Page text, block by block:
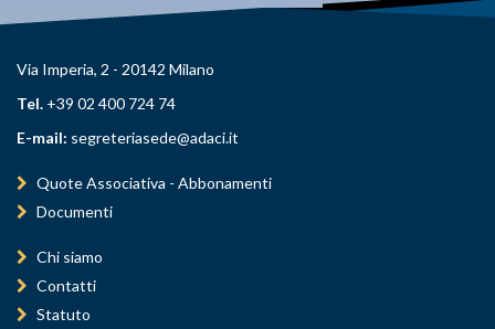
Via Imperia, 2 - 20142 Milano
Tel. +39 02 400 724 74
E-mail: segreteriasede@adaci.it
Quote Associativa - Abbonamenti
Documenti
Chi siamo
Contatti
Statuto